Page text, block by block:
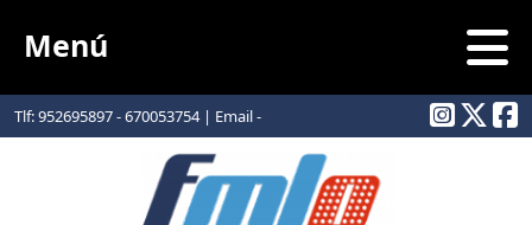
Tlf: 952695897 - 670053754 | Email -
info@padelmelilla.com
Menú